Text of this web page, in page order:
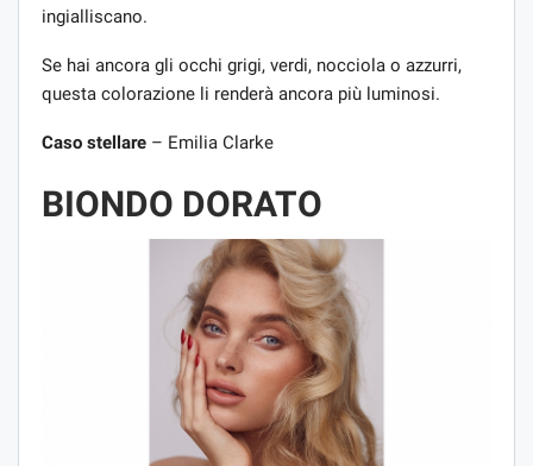
ingialliscano.
Se hai ancora gli occhi grigi, verdi, nocciola o azzurri,
questa colorazione li renderà ancora più luminosi.
Caso stellare – Emilia Clarke
BIONDO DORATO